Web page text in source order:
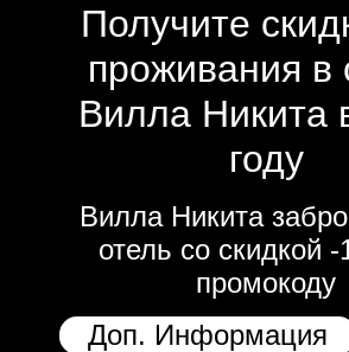
Получите
проживания в
Вилла Никита
году
Вилла Никита
отель со скидкой
промокоду
Доп. Информация